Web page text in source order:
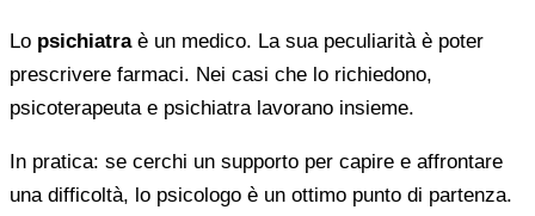
Lo psichiatraè un medico. La sua peculiarità è poter
prescrivere farmaci. Nei casi che lo richiedono,
psicoterapeuta e psichiatra lavorano insieme.
In pratica: se cerchi un supporto per capire e affrontare
una difficoltà, lo psicologo è un ottimo punto di partenza.